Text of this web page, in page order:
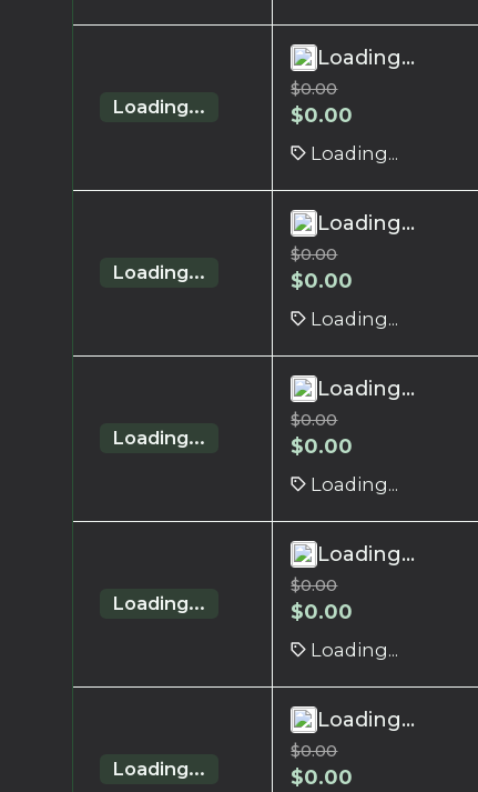
Loading...
Loading...
$0.00
$0.00
Loading...
Loading...
Loading...
$0.00
$0.00
Loading...
Loading...
Loading...
$0.00
$0.00
Loading...
Loading...
Loading...
$0.00
$0.00
Loading...
Loading...
Loading...
$0.00
$0.00